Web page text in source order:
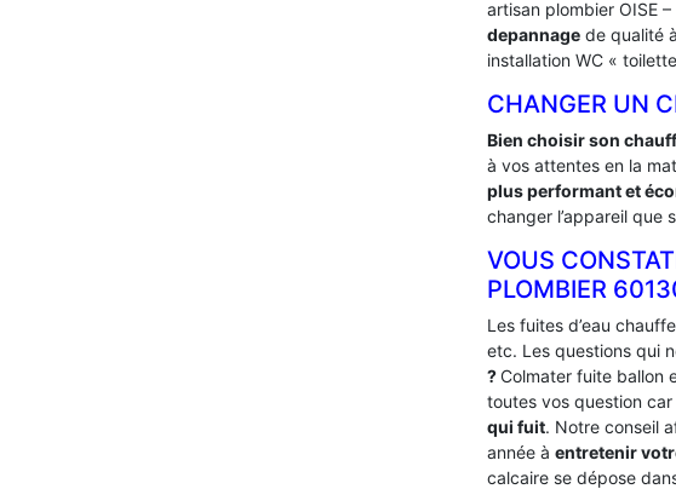
artisan plombier OISE
depannage de qualité
installation WC «
CHANGER UN
Bien choisir son
à vos attentes en la
plus performant et
changer l’appareil que
VOUS
PLOMBIER
Les fuites d’eau
etc. Les questions qui
?Colmater fuite ballon
toutes vos question
qui fuit. Notre conseil
année à entretenir
calcaire se dépose